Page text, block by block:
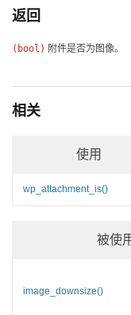
返回
(bool) 附件是否为图像。
相关
使用
wp_attachment_is()
被使
image_downsize()